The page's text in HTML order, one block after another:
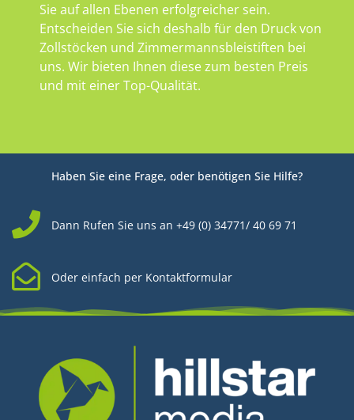
Sie auf allen Ebenen erfolgreicher sein.
Entscheiden Sie sich deshalb für den Druck von
Zollstöcken und Zimmermannsbleistiften bei
uns. Wir bieten Ihnen diese zum besten Preis
und mit einer Top-Qualität.
Haben Sie eine Frage, oder benötigen Sie Hilfe?
Dann Rufen Sie uns an +49 (0) 34771/ 40 69 71
Oder einfach per Kontaktformular